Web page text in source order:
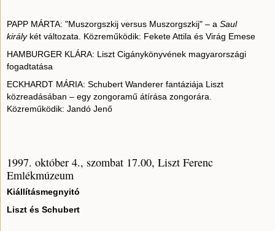
PAPP MÁRTA: "Muszorgszkij versus Muszorgszkij" – a Saul
királykét változata. Közreműködik: Fekete Attila és Virág Emese
HAMBURGER KLÁRA: Liszt Cigánykönyvének magyarországi
fogadtatása
ECKHARDT MÁRIA: Schubert Wanderer fantáziája Liszt
közreadásában – egy zongoramű átírása zongorára.
Közreműködik: Jandó Jenő
1997. október 4., szombat 17.00, Liszt Ferenc
Emlékmúzeum
Kiállításmegnyitó
Liszt és Schubert